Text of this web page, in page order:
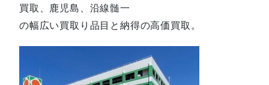
買取、鹿児島、沿線髄一
の幅広い買取り品目と納得の高価買取。